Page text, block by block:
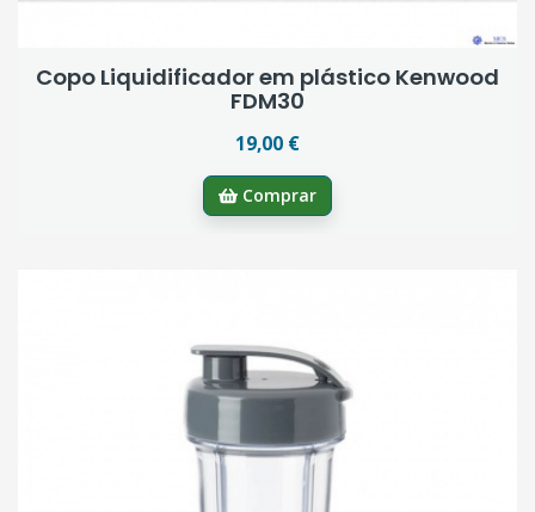
Copo Liquidificador em plástico Kenwood
FDM30
19,00 €
Comprar